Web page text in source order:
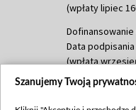
(wpłaty lipiec
Dofinansowanie
Data podpisania
(wpłata
Dofinansowanie
Szanujemy Twoją